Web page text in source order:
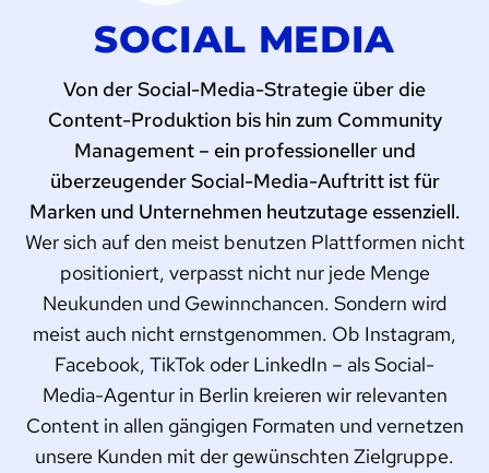
SOCIAL MEDIA
Von der Social-Media-Strategie über die
Content-Produktion bis hin zum Community
Management – ein professioneller und
überzeugender Social-Media-Auftritt ist für
Marken und Unternehmen heutzutage essenziell.
Wer sich auf den meist benutzen Plattformen nicht
positioniert, verpasst nicht nur jede Menge
Neukunden und Gewinnchancen. Sondern wird
meist auch nicht ernstgenommen. Ob Instagram,
Facebook, TikTok oder LinkedIn – als Social-
Media-Agentur in Berlin kreieren wir relevanten
Content in allen gängigen Formaten und vernetzen
unsere Kunden mit der gewünschten Zielgruppe.